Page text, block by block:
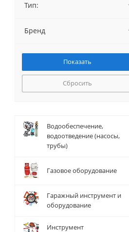
Тип:
Бренд
Сбросить
Водообеспечение,
водоотведение (насосы,
трубы)
Газовое оборудование
Гаражный инструмент и
оборудование
Инструмент